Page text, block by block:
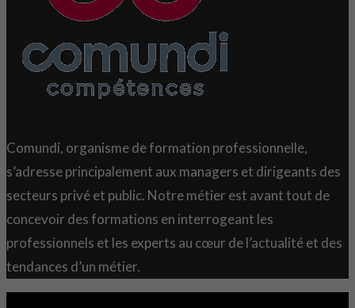
Comundi, organisme de formation professionnelle,
s’adresse principalement aux managers et dirigeants des
secteurs privé et public. Notre métier est avant tout de
concevoir des formations en interrogeant les
professionnels et les experts au cœur de l’actualité et des
tendances d’un métier.